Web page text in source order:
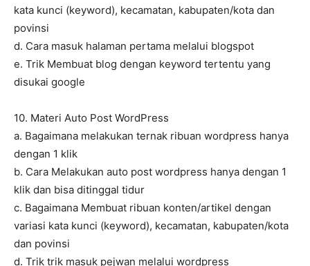
kata kunci (keyword), kecamatan, kabupaten/kota dan
povinsi
d. Cara masuk halaman pertama melalui blogspot
e. Trik Membuat blog dengan keyword tertentu yang
disukai google
10. Materi Auto Post WordPress
a. Bagaimana melakukan ternak ribuan wordpress hanya
dengan 1 klik
b. Cara Melakukan auto post wordpress hanya dengan 1
klik dan bisa ditinggal tidur
c. Bagaimana Membuat ribuan konten/artikel dengan
variasi kata kunci (keyword), kecamatan, kabupaten/kota
dan povinsi
d. Trik trik masuk pejwan melalui wordpress